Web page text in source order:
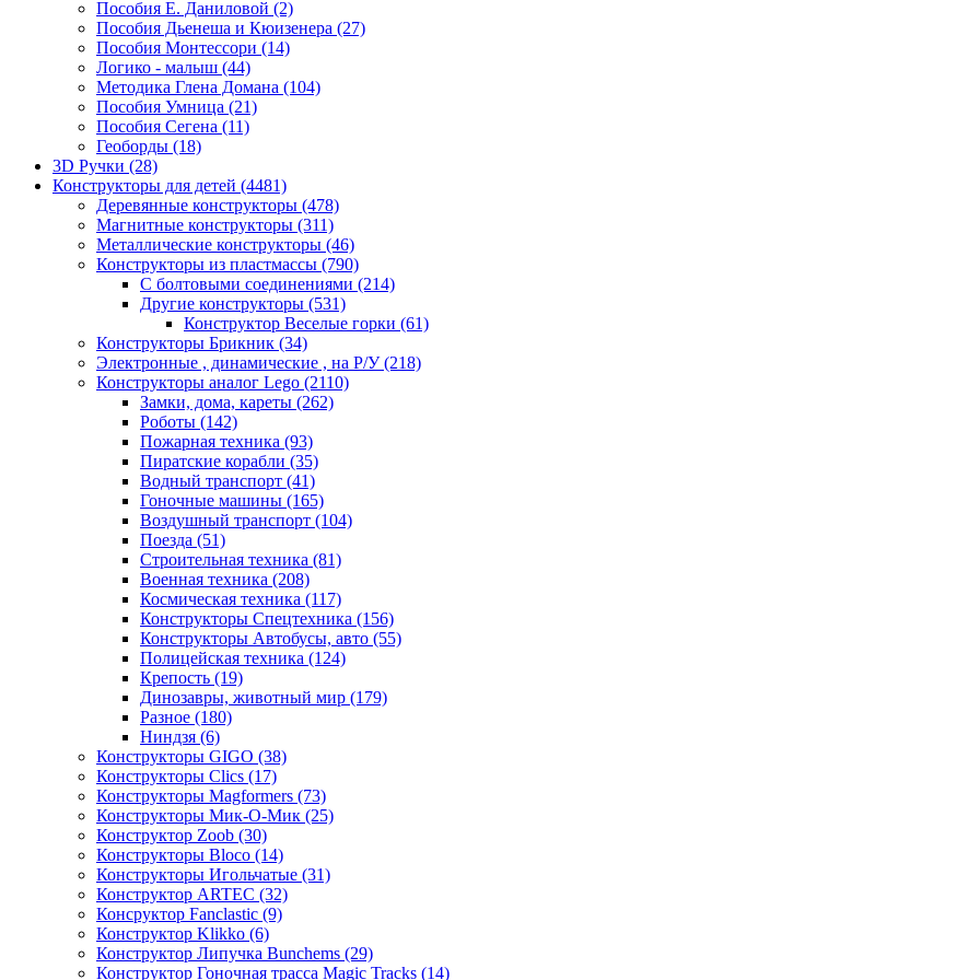
Пособия Е. Даниловой (2)
Пособия Дьенеша и Кюизенера (27)
Пособия Монтессори (14)
Логико - малыш (44)
Методика Глена Домана (104)
Пособия Умница (21)
Пособия Сегена (11)
Геоборды (18)
3D Ручки (28)
Конструкторы для детей (4481)
Деревянные конструкторы (478)
Магнитные конструкторы (311)
Металлические конструкторы (46)
Конструкторы из пластмассы (790)
С болтовыми соединениями (214)
Другие конструкторы (531)
Конструктор Веселые горки (61)
Конструкторы Брикник (34)
Электронные , динамические , на Р/У(218)
Конструкторы аналог Lego (2110)
Замки, дома, кареты (262)
Роботы (142)
Пожарная техника (93)
Пиратские корабли (35)
Водный транспорт (41)
Гоночные машины (165)
Воздушный транспорт (104)
Поезда (51)
Строительная техника (81)
Военная техника (208)
Космическая техника (117)
Конструкторы Спецтехника (156)
Конструкторы Автобусы, авто (55)
Полицейская техника (124)
Крепость (19)
Динозавры, животный мир (179)
Разное (180)
Ниндзя (6)
Конструкторы GIGO (38)
Конструкторы Clics (17)
Конструкторы Magformers (73)
Конструкторы Мик-О-Мик (25)
Конструктор Zoob (30)
Конструкторы Bloco (14)
Конструкторы Игольчатые (31)
Конструктор ARTEC (32)
Консруктор Fanclastic (9)
Конструктор Klikko (6)
Конструктор Липучка Bunchems (29)
Конструктор Гоночная трасса Magic Tracks (14)